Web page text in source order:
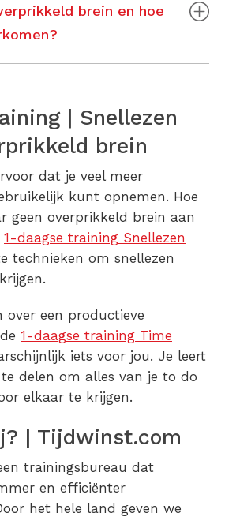
brein en hoe
| Snellezen
brein
dat je veel meer
kunt opnemen. Hoe
geen overprikkeld brein aan
1-daagse training Snellezen
technieken om snellezen
over een productieve
1-daagse training Time
iets voor jou. Je leert
delen om alles van je to do
elkaar te krijgen.
| Tijdwinst.com
trainingsbureau dat
en efficiënter
het hele land geven we